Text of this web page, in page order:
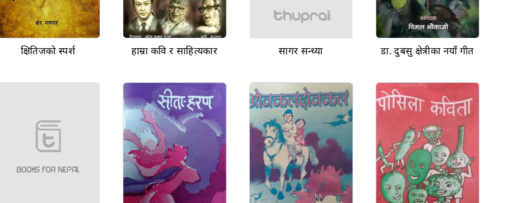
क्षितिजको स्पर्श हाम्रा कवि र साहित्यकार सागर सन्ध्या डा. दुबसु क्षेत्रीका नयाँ गीत